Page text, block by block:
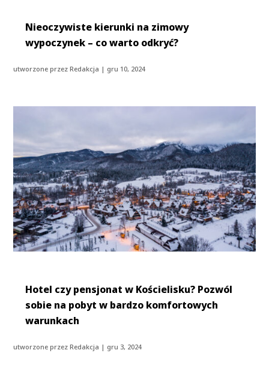
Nieoczywiste kierunki na zimowy
wypoczynek – co warto odkryć?
utworzone przezRedakcja | gru 10, 2024
Hotel czy pensjonat w Kościelisku? Pozwól
sobie na pobyt w bardzo komfortowych
warunkach
utworzone przezRedakcja | gru 3, 2024